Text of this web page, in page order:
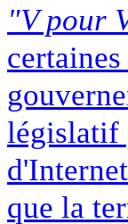
"V pour
législatif
que la